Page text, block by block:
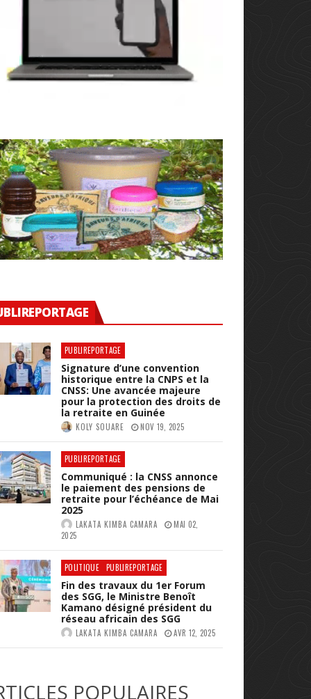
PUBLIREPORTAGE
Signature d’une convention
historique entre la CNPS et la
CNSS: Une avancée majeure
pour la protection des droits de
la retraite en Guinée
KOLY SOUARE NOV 19, 2025
PUBLIREPORTAGE
Communiqué : la CNSS annonce
le paiement des pensions de
retraite pour l’échéance de Mai
2025
LAKATA KIMBA CAMARA
MAI 02,
2025
POLITIQUE PUBLIREPORTAGE
Fin des travaux du 1er Forum
des SGG, le Ministre Benoît
Kamano désigné président du
réseau africain des SGG
LAKATA KIMBA CAMARA AVR 12, 2025
POPULAIRES